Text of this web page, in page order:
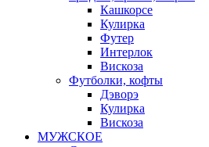
Кашкорсе
Кулирка
Футер
Интерлок
Вискоза
Футболки, кофты
Дэворэ
Кулирка
Вискоза
МУЖСКОЕ